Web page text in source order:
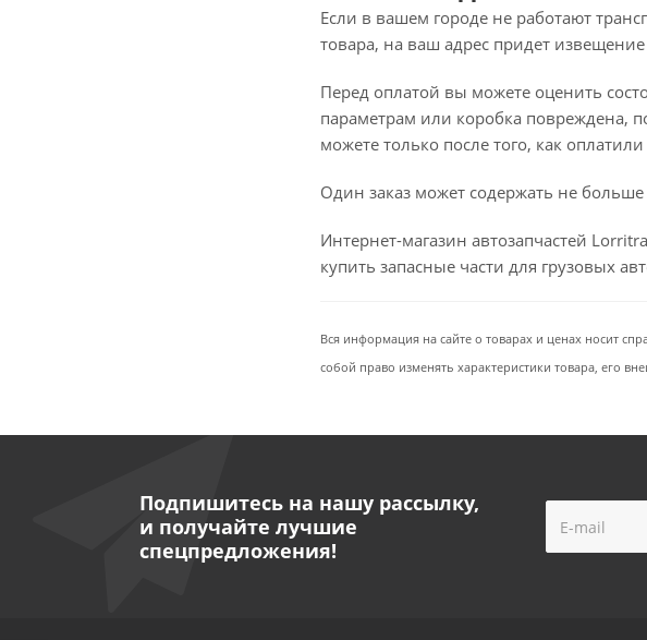
Если в вашем городе не работают
товара, на ваш адрес придет
Перед оплатой вы можете оценить
параметрам или коробка повреждена,
можете только после того, как оплатили
Один заказ может содержать не
Интернет-магазин автозапчастей
купить запасные части для грузовых
Вся информация на сайте о товарах и ценах носит
собой право изменять характеристики товара, его
Подпишитесь на нашу рассылку,
и получайте лучшие
спецпредложения!